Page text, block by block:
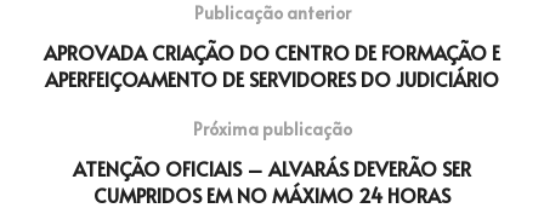
Publicação anterior
APROVADA CRIAÇÃO DO CENTRO DE FORMAÇÃO E
APERFEIÇOAMENTO DE SERVIDORES DO JUDICIÁRIO
Próxima publicação
ATENÇÃO OFICIAIS – ALVARÁS DEVERÃO SER
CUMPRIDOS EM NO MÁXIMO 24 HORAS